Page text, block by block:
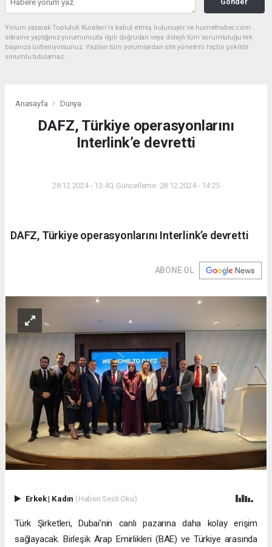
Yorum yazarak Topluluk Kuralları’nı kabul etmiş bulunuyor ve hurnethaber.com
sitesine yaptığınız yorumunuzla ilgili doğrudan veya dolaylı tüm sorumluluğu tek
başınıza üstleniyorsunuz. Yazılan tüm yorumlardan site yönetimi hiçbir şekilde
sorumlu tutulamaz.
Anasayfa Dünya
DAFZ, Türkiye operasyonlarını
Interlink’e devretti
28.12.2024 - 13:40, Güncelleme: 28.12.2024 - 14:25
DAFZ, Türkiye operasyonlarını Interlink’e devretti
ABONE OL
Erkek| Kadın (Haberi Sesli Oku)
Türk Şirketleri, Dubai’nin canlı pazarına daha kolay erişim
sağlayacak. Birleşik Arap Emirlikleri (BAE) ve Türkiye arasında